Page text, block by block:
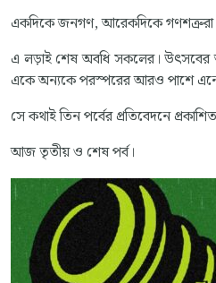
একদিকে জনগণ, আরেকদিকে
এ লড়াই শেষ অবধি সকলের। উৎসবের
একে অন্যকে পরস্পরের আরও পাশে এনে
সে কথাই তিন পর্বের প্রতিবেদনে
আজ তৃতীয় ও শেষ পর্ব।